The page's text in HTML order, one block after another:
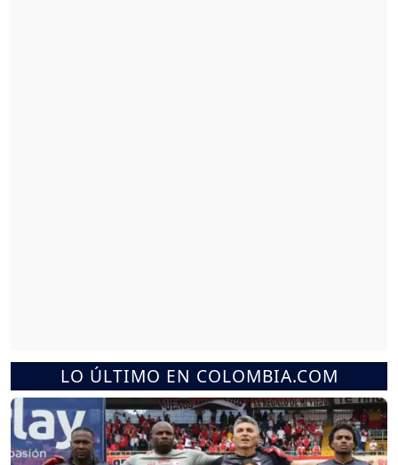
LO ÚLTIMO EN COLOMBIA.COM